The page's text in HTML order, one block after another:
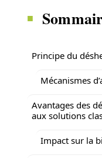
Principe du
Mécanismes
Avantages des
aux solutions
Impact sur la